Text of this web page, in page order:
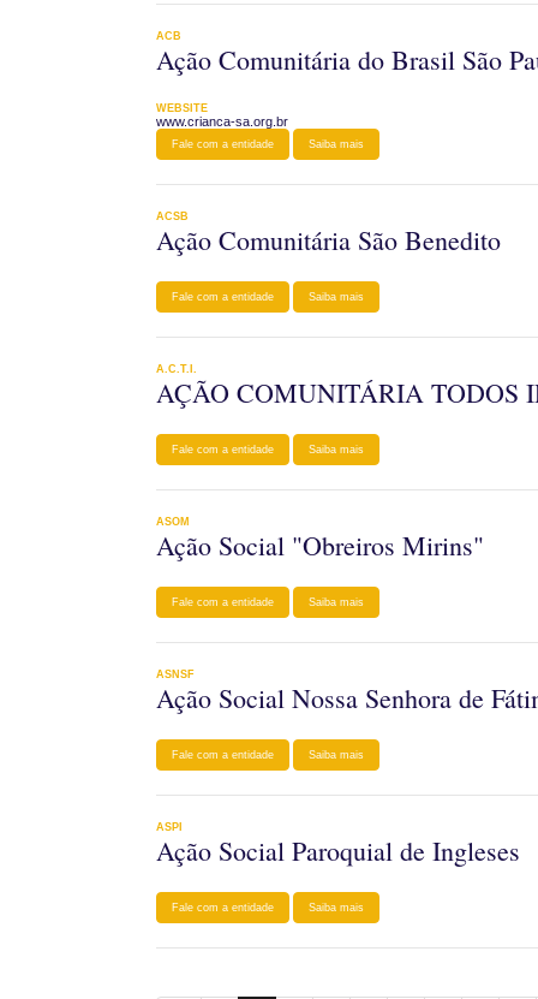
ACB
Ação Comunitária do Brasil São
WEBSITE
www.crianca-sa.org.br
Fale com a entidade Saiba mais
ACSB
Ação Comunitária São Benedito
Fale com a entidade Saiba mais
A.C.T.I.
AÇÃO COMUNITÁRIA TODOS
Fale com a entidade Saiba mais
ASOM
Ação Social "Obreiros Mirins"
Fale com a entidade Saiba mais
ASNSF
Ação Social Nossa Senhora de
Fale com a entidade Saiba mais
ASPI
Ação Social Paroquial de Ingleses
Fale com a entidade Saiba mais